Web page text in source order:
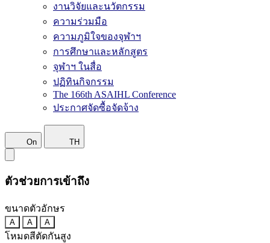
งานวิจัยและนวัตกรรม
ความร่วมมือ
ความภูมิใจของจุฬาฯ
การศึกษาและหลักสูตร
จุฬาฯ ในสื่อ
ปฏิทินกิจกรรม
The 166th ASAIHL Conference
ประกาศจัดซื้อจัดจ้าง
On TH
ตัวช่วยการเข้าถึง
ขนาดตัวอักษร
A A A
โหมดสีตัดกันสูง